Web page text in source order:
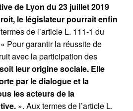
de Lyon du 23 juillet 2019
le législateur pourrait enfin
de l’article L. 111-1 du
Pour garantir la réussite de
avec la participation des
leur origine sociale. Elle
par le dialogue et la
les acteurs de la
». Aux termes de l’article L.